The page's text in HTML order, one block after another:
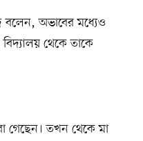
বলেন, অভাবের মধ্যেও
থেকে তাকে
গেছেন। তখন থেকে মা